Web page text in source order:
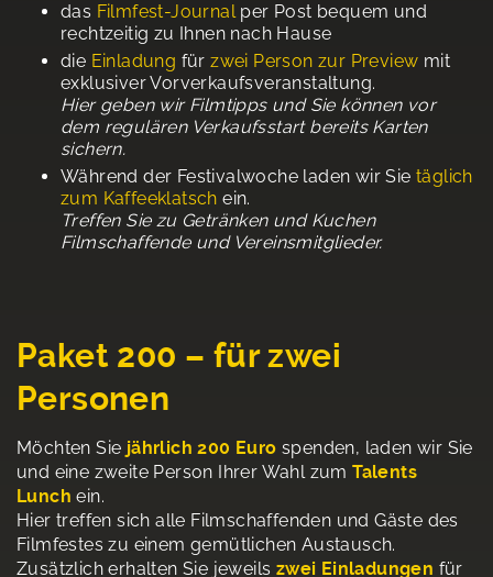
das Filmfest-Journalper Post bequem und
rechtzeitig zu Ihnen nach Hause
die Einladung fürzwei Person zur Preview mit
exklusiver Vorverkaufsveranstaltung.
Hier geben wir Filmtipps und Sie können vor
dem regulären Verkaufsstart bereits Karten
sichern.
Während der Festivalwoche laden wir Sie täglich
zum Kaffeeklatsch ein.
Treffen Sie zu Getränken und Kuchen
Filmschaffende und Vereinsmitglieder.
Paket 200 – für zwei
Personen
Möchten Sie jährlich 200 Euro spenden, laden wir Sie
und eine zweite Person Ihrer Wahl zumTalents
Lunch ein.
Hier treffen sich alle Filmschaffenden und Gäste des
Filmfestes zu einem gemütlichen Austausch.
Zusätzlich erhalten Sie jeweils zwei Einladungen für